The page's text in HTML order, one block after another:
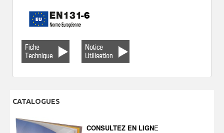
CATALOGUES
CONSULTEZ EN LIGNE